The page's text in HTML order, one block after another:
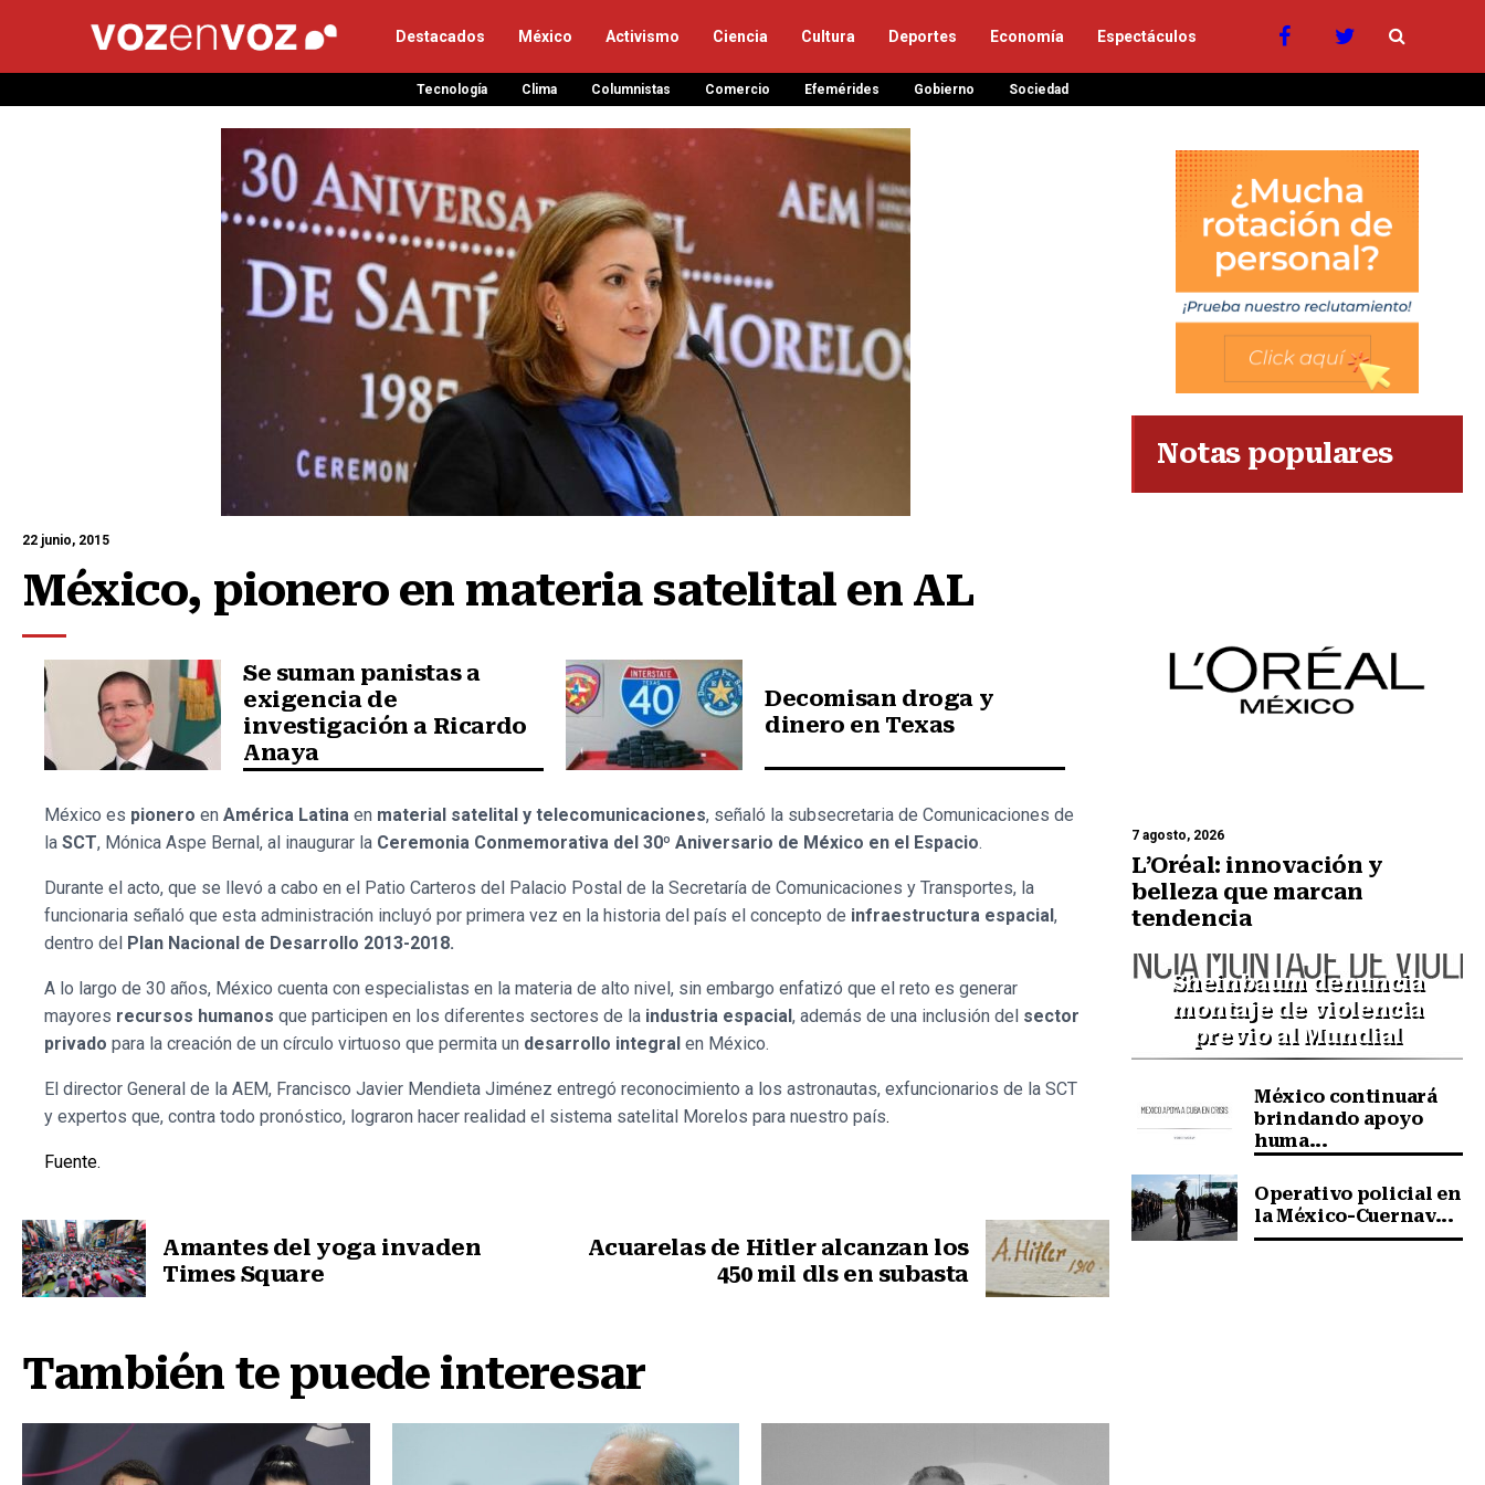
Destacados México Activismo Ciencia Cultura Deportes Economía Espectáculos
Tecnología Clima Columnistas Comercio Efemérides Gobierno Sociedad
22 junio, 2015
México, pionero en materia satelital en AL
Se suman panistas a
exigencia de
investigación a Ricardo
Anaya
Decomisan droga y
dinero en Texas
México es pionero en América Latina en material satelital y telecomunicaciones, señaló la subsecretaria de Comunicaciones de
la SCT, Mónica Aspe Bernal, al inaugurar la Ceremonia Conmemorativa del 30º Aniversario de México en el Espacio.
Durante el acto, que se llevó a cabo en el Patio Carteros del Palacio Postal de la Secretaría de Comunicaciones y Transportes, la
funcionaria señaló que esta administración incluyó por primera vez en la historia del país el concepto de infraestructura espacial,
dentro del Plan Nacional de Desarrollo 2013-2018.
A lo largo de 30 años, México cuenta con especialistas en la materia de alto nivel, sin embargo enfatizó que el reto es generar
mayores recursos humanos que participen en los diferentes sectores de la industria espacial, además de una inclusión del sector
privado para la creación de un círculo virtuoso que permita un desarrollo integral en México.
El director General de la AEM, Francisco Javier Mendieta Jiménez entregó reconocimiento a los astronautas, exfuncionarios de la SCT
y expertos que, contra todo pronóstico, lograron hacer realidad el sistema satelital Morelos para nuestro país.
Fuente.
Amantes del yoga invaden
Times Square
Acuarelas de Hitler alcanzan los
450 mil dls en subasta
También te puede interesar
Notas populares
7 agosto, 2026
L’Oréal: innovación y
belleza que marcan
tendencia
Sheinbaum denuncia
montaje de violencia
previo al Mundial
México continuará
brindando apoyo
huma...
Operativo policial en
la México-Cuernav...